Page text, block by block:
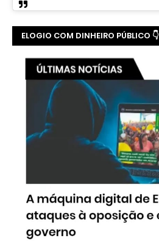
ELOGIO COM DINHEIRO PÚBLICO 👇